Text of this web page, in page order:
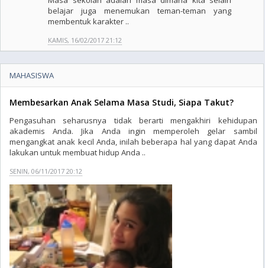
belajar juga menemukan teman-teman yang
membentuk karakter ..
KAMIS, 16/02/2017 21:12
MAHASISWA
Membesarkan Anak Selama Masa Studi, Siapa Takut?
Pengasuhan seharusnya tidak berarti mengakhiri kehidupan
akademis Anda. Jika Anda ingin memperoleh gelar sambil
mengangkat anak kecil Anda, inilah beberapa hal yang dapat Anda
lakukan untuk membuat hidup Anda ..
SENIN, 06/11/2017 20:12